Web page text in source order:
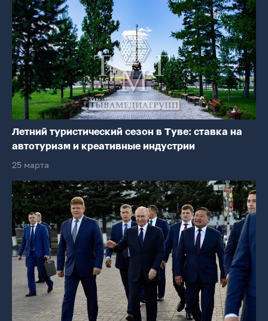
Летний туристический сезон в Туве: ставка на
автотуризм и креативные индустрии
25 марта